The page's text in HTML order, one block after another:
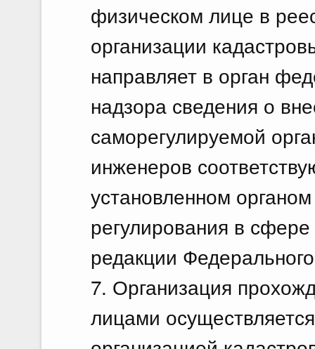
физическом лице в
организации
направляет в орган
надзора сведения о
саморегулируемой
инженеров
установленном
регулирования в
редакции
7. Организация
лицами